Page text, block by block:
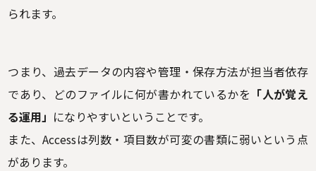
られます。
つまり、過去データの内容や管理・保存方法が担当者依存
であり、どのファイルに何が書かれているかを 「人が覚え
る運用」 になりやすいということです。
また、Accessは列数・項目数が可変の書類に弱いという点
があります。